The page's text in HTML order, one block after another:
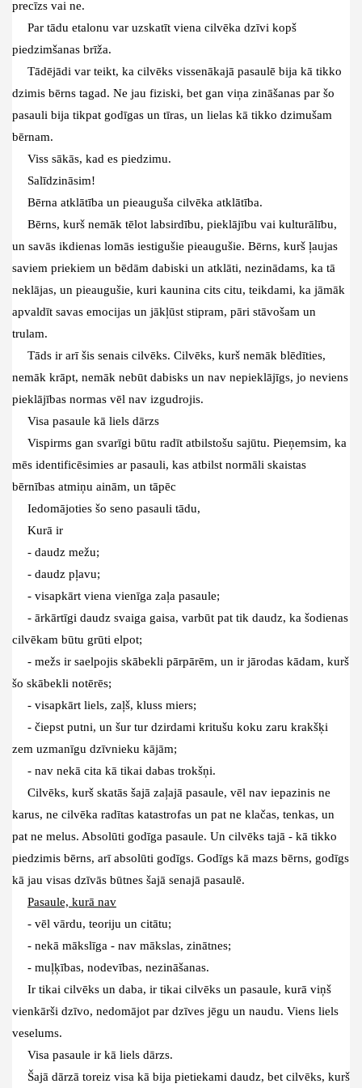
precīzs vai ne.
Par tādu etalonu var uzskatīt viena cilvēka dzīvi kopš
piedzimšanas brīža.
Tādējādi var teikt, ka cilvēks vissenākajā pasaulē bija kā tikko
dzimis bērns tagad. Ne jau fiziski, bet gan viņa zināšanas par šo
pasauli bija tikpat godīgas un tīras, un lielas kā tikko dzimušam
bērnam.
Viss sākās, kad es piedzimu.
Salīdzināsim!
Bērna atklātība un pieauguša cilvēka atklātība.
Bērns, kurš nemāk tēlot labsirdību, pieklājību vai kulturālību,
un savās ikdienas lomās iestigušie pieaugušie. Bērns, kurš ļaujas
saviem priekiem un bēdām dabiski un atklāti, nezinādams, ka tā
neklājas, un pieaugušie, kuri kaunina cits citu, teikdami, ka jāmāk
apvaldīt savas emocijas un jākļūst stipram, pāri stāvošam un
trulam.
Tāds ir arī šis senais cilvēks. Cilvēks, kurš nemāk blēdīties,
nemāk krāpt, nemāk nebūt dabisks un nav nepieklājīgs, jo neviens
pieklājības normas vēl nav izgudrojis.
Visa pasaule kā liels dārzs
Vispirms gan svarīgi būtu radīt atbilstošu sajūtu. Pieņemsim, ka
mēs identificēsimies ar pasauli, kas atbilst normāli skaistas
bērnības atmiņu ainām, un tāpēc
Iedomājoties šo seno pasauli tādu,
Kurā ir
- daudz mežu;
- daudz pļavu;
- visapkārt viena vienīga zaļa pasaule;
- ārkārtīgi daudz svaiga gaisa, varbūt pat tik daudz, ka šodienas
cilvēkam būtu grūti elpot;
- mežs ir saelpojis skābekli pārpārēm, un ir jārodas kādam, kurš
šo skābekli notērēs;
- visapkārt liels, zaļš, kluss miers;
- čiepst putni, un šur tur dzirdami kritušu koku zaru krakšķi
zem uzmanīgu dzīvnieku kājām;
- nav nekā cita kā tikai dabas trokšņi.
Cilvēks, kurš skatās šajā zaļajā pasaule, vēl nav iepazinis ne
karus, ne cilvēka radītas katastrofas un pat ne klačas, tenkas, un
pat ne melus. Absolūti godīga pasaule. Un cilvēks tajā - kā tikko
piedzimis bērns, arī absolūti godīgs. Godīgs kā mazs bērns, godīgs
kā jau visas dzīvās būtnes šajā senajā pasaulē.
Pasaule, kurā nav
- vēl vārdu, teoriju un citātu;
- nekā mākslīga - nav mākslas, zinātnes;
- muļķības, nodevības, nezināšanas.
Ir tikai cilvēks un daba, ir tikai cilvēks un pasaule, kurā viņš
vienkārši dzīvo, nedomājot par dzīves jēgu un naudu. Viens liels
veselums.
Visa pasaule ir kā liels dārzs.
Šajā dārzā toreiz visa kā bija pietiekami daudz, bet cilvēks, kurš